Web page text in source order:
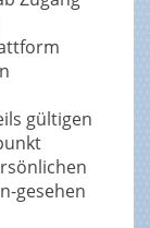
gültigen
gesehen